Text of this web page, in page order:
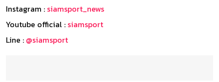
Instagram : siamsport_news
Youtube official : siamsport
Line : @siamsport